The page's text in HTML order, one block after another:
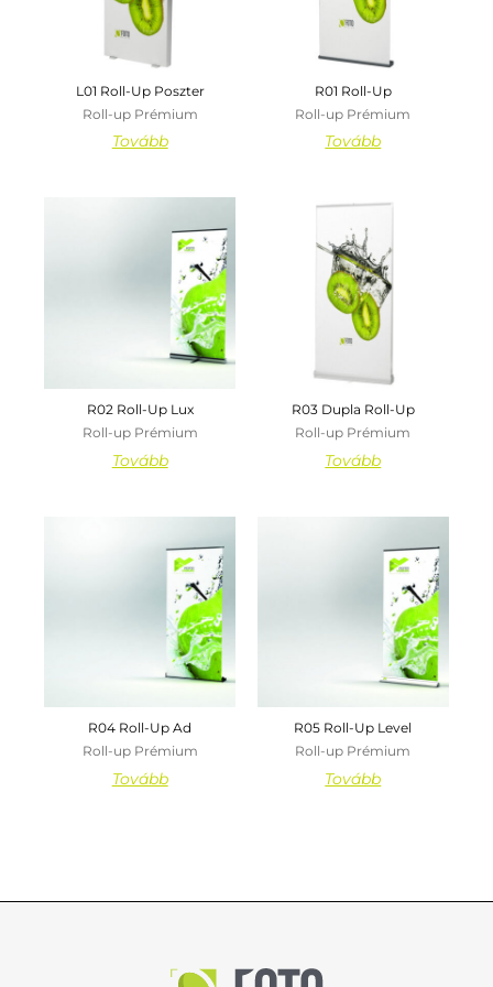
L01 Roll-Up Poszter
Roll-up Prémium
Tovább
R01 Roll-Up
Roll-up Prémium
Tovább
R02 Roll-Up Lux
Roll-up Prémium
Tovább
R03 Dupla Roll-Up
Roll-up Prémium
Tovább
R04 Roll-Up Ad
Roll-up Prémium
Tovább
R05 Roll-Up Level
Roll-up Prémium
Tovább